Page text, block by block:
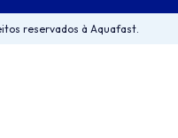
reservados à Aquafast.